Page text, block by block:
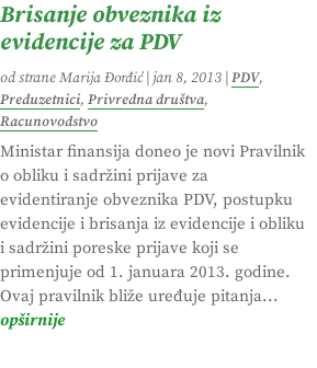
Brisanje obveznika iz
evidencije za PDV
od straneMarija Đorđić| jan 8, 2013| PDV,
Preduzetnici, Privredna društva,
Racunovodstvo
Ministar finansija doneo je novi Pravilnik
o obliku i sadržini prijave za
evidentiranje obveznika PDV, postupku
evidencije i brisanja iz evidencije i obliku
i sadržini poreske prijave koji se
primenjuje od 1. januara 2013. godine.
Ovaj pravilnik bliže uređuje pitanja...
opširnije